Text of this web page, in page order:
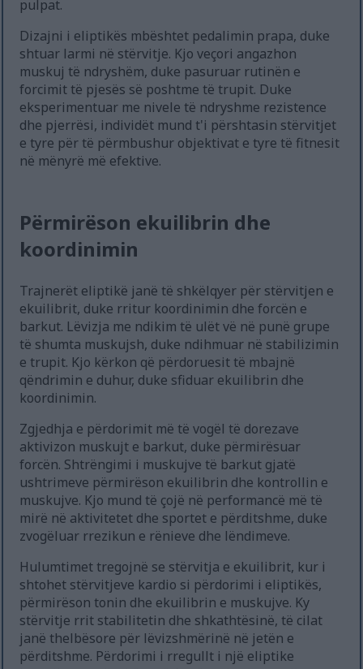
pulpat.
Dizajni i eliptikës mbështet pedalimin prapa, duke
shtuar larmi në stërvitje. Kjo veçori angazhon
muskuj të ndryshëm, duke pasuruar rutinën e
forcimit të pjesës së poshtme të trupit. Duke
eksperimentuar me nivele të ndryshme rezistence
dhe pjerrësi, individët mund t'i përshtasin stërvitjet
e tyre për të përmbushur objektivat e tyre të fitnesit
në mënyrë më efektive.
Përmirëson ekuilibrin dhe
koordinimin
Trajnerët eliptikë janë të shkëlqyer për stërvitjen e
ekuilibrit, duke rritur koordinimin dhe forcën e
barkut. Lëvizja me ndikim të ulët vë në punë grupe
të shumta muskujsh, duke ndihmuar në stabilizimin
e trupit. Kjo kërkon që përdoruesit të mbajnë
qëndrimin e duhur, duke sfiduar ekuilibrin dhe
koordinimin.
Zgjedhja e përdorimit më të vogël të dorezave
aktivizon muskujt e barkut, duke përmirësuar
forcën. Shtrëngimi i muskujve të barkut gjatë
ushtrimeve përmirëson ekuilibrin dhe kontrollin e
muskujve. Kjo mund të çojë në performancë më të
mirë në aktivitetet dhe sportet e përditshme, duke
zvogëluar rrezikun e rënieve dhe lëndimeve.
Hulumtimet tregojnë se stërvitja e ekuilibrit, kur i
shtohet stërvitjeve kardio si përdorimi i eliptikës,
përmirëson tonin dhe ekuilibrin e muskujve. Ky
stërvitje rrit stabilitetin dhe shkathtësinë, të cilat
janë thelbësore për lëvizshmërinë në jetën e
përditshme. Përdorimi i rregullt i një eliptike